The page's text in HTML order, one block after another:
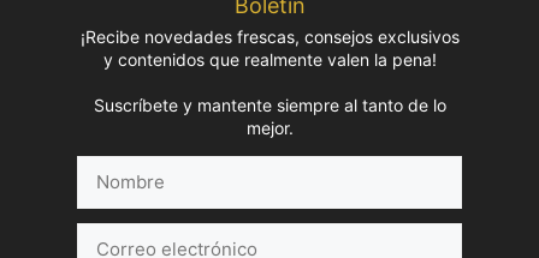
Boletín
¡Recibe novedades frescas, consejos exclusivos
y contenidos que realmente valen la pena!
Suscríbete y mantente siempre al tanto de lo
mejor.